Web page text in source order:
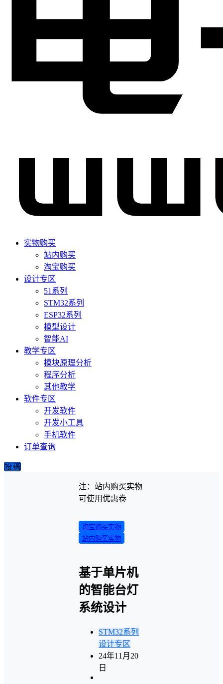
实物购买
站内购买
淘宝购买
设计专区
51系列
STM32系列
ESP32系列
模型设计
智能AI
教学专区
模块原理分析
程序分析
其他教学
软件专区
开发软件
开发小工具
手机软件
订单查询
投稿
注：站内购买实物
可使用优惠卷
淘宝购买实物
站内购买实物
基于单片机
的智能台灯
系统设计
STM32系列
设计专区
24年11月20
日